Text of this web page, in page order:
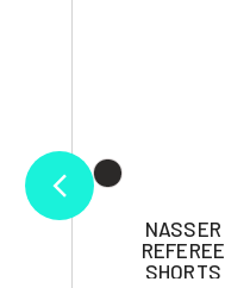
NASSER
REFEREE
SHORTS